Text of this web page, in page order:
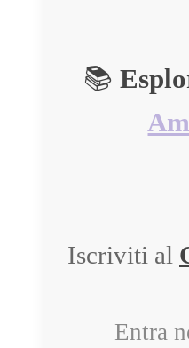
📚
Iscriviti al
Entra